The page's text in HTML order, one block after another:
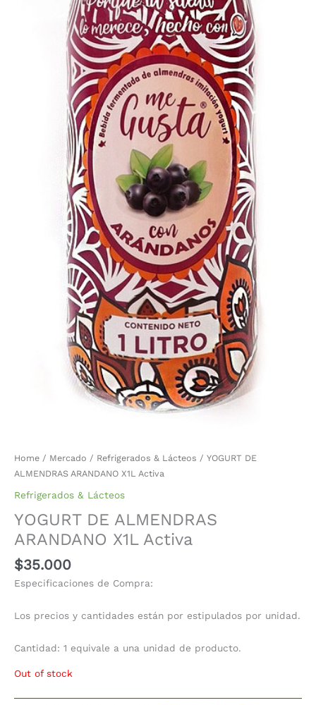
Home / Mercado / Refrigerados & Lácteos / YOGURT DE
ALMENDRAS ARANDANO X1L Activa
Refrigerados & Lácteos
YOGURT DE ALMENDRAS
ARANDANO X1L Activa
$35.000
Especificaciones de Compra:
Los precios y cantidades están por estipulados por unidad.
Cantidad: 1 equivale a una unidad de producto.
Out of stock